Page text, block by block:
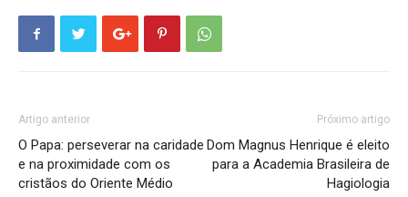
Artigo anterior
O Papa: perseverar na caridade
e na proximidade com os
cristãos do Oriente Médio
Próximo artigo
Dom Magnus Henrique é eleito
para a Academia Brasileira de
Hagiologia